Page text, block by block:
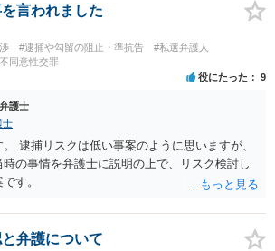
す。 一応、通常通り家裁送致され少年審判にな
なりにあります。廃掃法違反の不法投棄の罪
なので。 ただ鑑別所に入れられることはまず
者の方の素行が悪いというわけでもなけれ
る可能性が高いと思います。少年院送致や逆
ないとまずないと思います。 ただどうしても心
に依頼して自首するという方法はあるかも知れ
ことが捜査機関や家裁に伝わりますので。
言われました
#逮捕や勾留の阻止・準抗告
#私選弁護人
同意性交罪
役にたった 9
護士
士
逮捕リスクは低い事案のように思いますが、
の事情を弁護士に説明の上で、リスク検討し
す。
弁護について